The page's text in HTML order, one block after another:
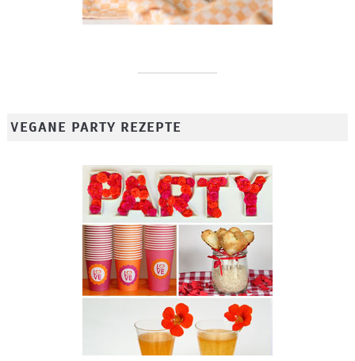
VEGANE PARTY REZEPTE